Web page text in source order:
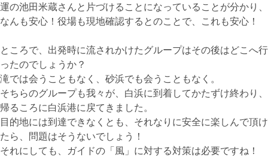
運の池田米蔵さんと片づけることになっていることが分かり、
なんも安心！役場も現地確認するとのことで、これも安心！
ところで、出発時に流されかけたグループはその後はどこへ行
ったのでしょうか？
滝では会うこともなく、砂浜でも会うこともなく。
そちらのグループも我々が、白浜に到着してかたずけ終わり、
帰るころに白浜港に戻てきました。
目的地には到達できなくとも、それなりに安全に楽しんで頂け
たら、問題はそうないでしょう！
それにしても、ガイドの「風」に対する対策は必要ですね！